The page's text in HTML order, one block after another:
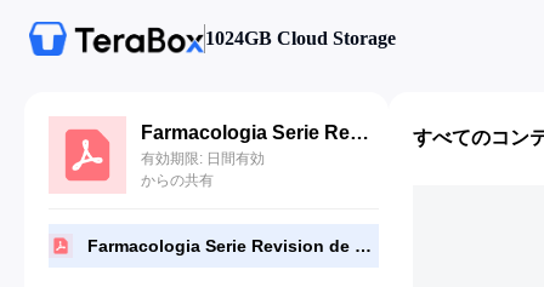
1024GB Cloud Storage
Farmacologia Serie Revision de Temas Rosenfeld 6a Edicion.pdf
有効期限: 日間有効
からの共有
Farmacologia Serie Revision de Temas Rosenfeld 6a Edicion.pdf
すべてのコン